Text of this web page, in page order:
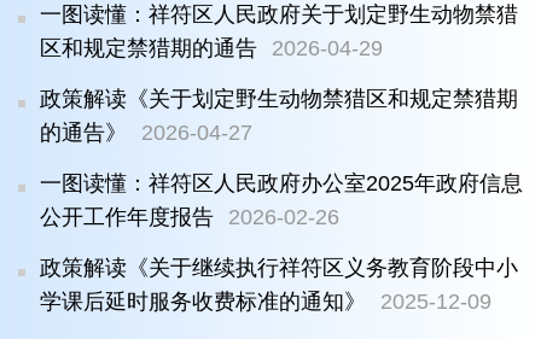
一图读懂：祥符区人民政府关于划定野生动物禁猎
区和规定禁猎期的通告
2026-04-29
政策解读《关于划定野生动物禁猎区和规定禁猎期
的通告》
2026-04-27
一图读懂：祥符区人民政府办公室2025年政府信息
公开工作年度报告
2026-02-26
政策解读《关于继续执行祥符区义务教育阶段中小
学课后延时服务收费标准的通知》
2025-12-09